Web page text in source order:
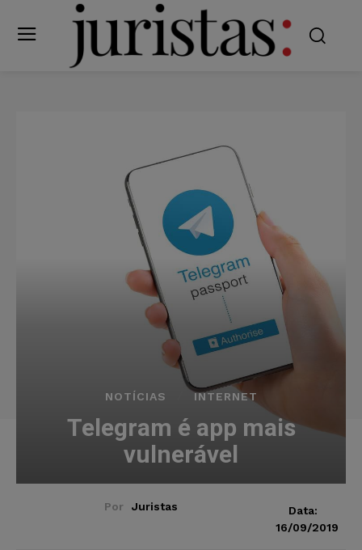
NOTÍCIAS INTERNET
Telegram é app mais
vulnerável
Por Juristas
Data:
16/09/2019